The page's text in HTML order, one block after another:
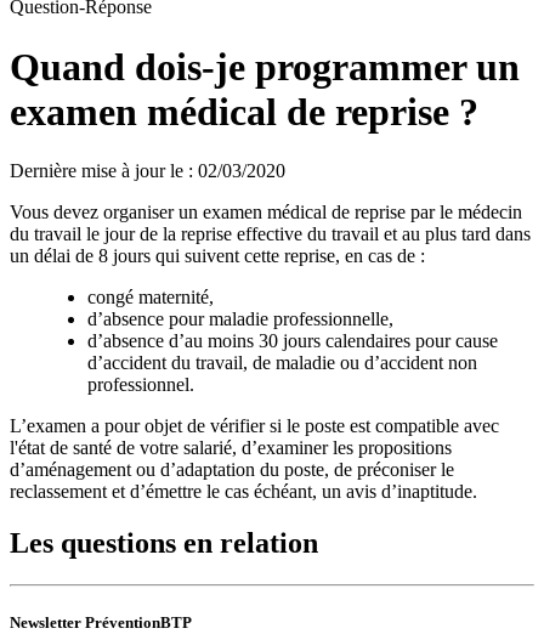
Question-Réponse
Quand dois-je programmer un
examen médical de reprise ?
Dernière mise à jour le : 02/03/2020
Vous devez organiser un examen médical de reprise par le médecin
du travail le jour de la reprise effective du travail et au plus tard dans
un délai de 8 jours qui suivent cette reprise, en cas de :
congé maternité,
d’absence pour maladie professionnelle,
d’absence d’au moins 30 jours calendaires pour cause
d’accident du travail, de maladie ou d’accident non
professionnel.
L’examen a pour objet de vérifier si le poste est compatible avec
l'état de santé de votre salarié, d’examiner les propositions
d’aménagement ou d’adaptation du poste, de préconiser le
reclassement et d’émettre le cas échéant, un avis d’inaptitude.
Les questions en relation
Newsletter PréventionBTP